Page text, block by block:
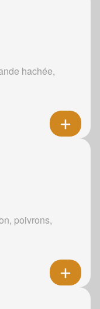
hachée,
poivrons,